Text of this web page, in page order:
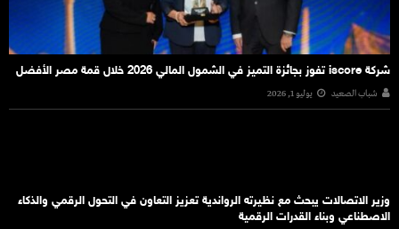
شركة iscore تفوز بجائزة التميز في الشمول المالي 2026 خلال قمة مصر الأفضل
شباب الصعيد يوليو 1, 2026
وزير الاتصالات يبحث مع نظيرته الرواندية تعزيز التعاون في التحول الرقمي والذكاء
الاصطناعي وبناء القدرات الرقمية